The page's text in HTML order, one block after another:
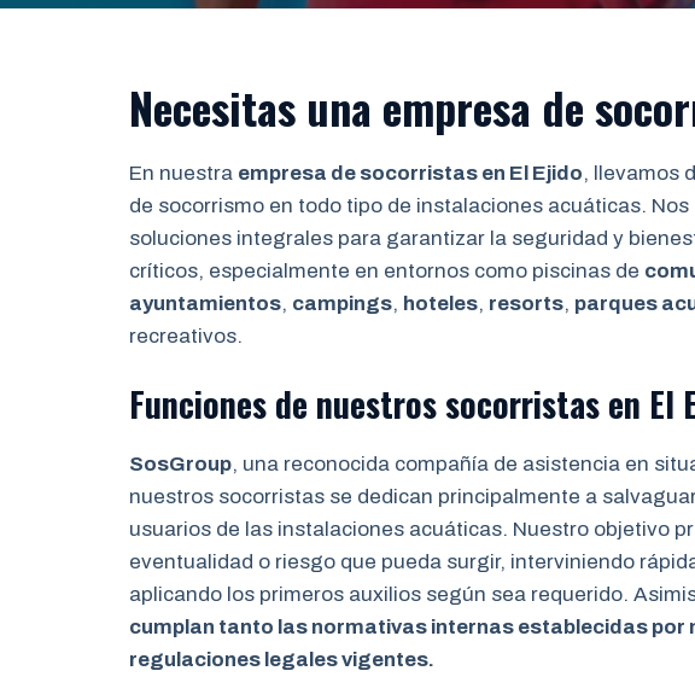
Necesitas una empresa de
En nuestra empresa de socorristas en El Ejido, llevamos
de socorrismo en todo tipo de instalaciones acuáticas.
soluciones integrales para garantizar la seguridad y
críticos, especialmente en entornos como piscinas de
ayuntamientos, campings, hoteles, resorts, parques
recreativos.
Funciones de nuestros socorristas en El
SosGroup, una reconocida compañía de asistencia en
nuestros socorristas se dedican principalmente a
usuarios de las instalaciones acuáticas. Nuestro objetivo
eventualidad o riesgo que pueda surgir, interviniendo
aplicando los primeros auxilios según sea requerido.
cumplan tanto las normativas internas establecidas por
regulaciones legales vigentes.